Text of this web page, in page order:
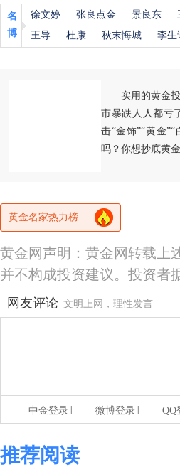
名
博
徐文婷 张良点金 景良东
王导
杜康 秋末悔城 李生
实用的黄金
市暴跌人人都亏
击“金饰”“黄金
吗？你想抄底黄
黄金名家热力榜
黄金网声明：黄金网转载上
并不构成投资建议。投资者
网友评论 文明上网，理性发言
中金登录 微博登录 QQ
推荐阅读